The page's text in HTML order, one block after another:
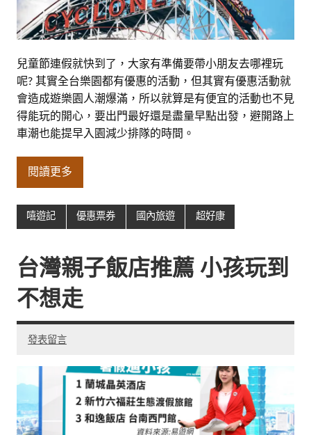
兒童節連假就快到了，大家有準備要帶小朋友去哪裡玩
呢? 其實全台樂園都有優惠的活動，但其實有優惠活動就
會造成遊樂園人潮爆滿，所以就算是有便宜的活動也不見
得能玩的開心，要出門最好還是盡量早點出發，避開路上
車潮也能提早入園減少排隊的時間。
閱讀更多
嘻遊記 優惠票券 國內旅遊 超好康
台灣親子飯店推薦 小孩玩到
不想走
發表留言